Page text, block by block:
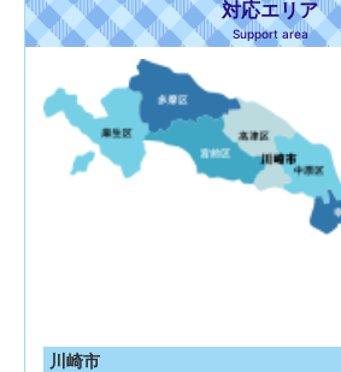
対応エリア
Support area
川崎市